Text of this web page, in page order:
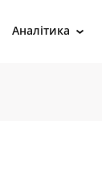
Аналітика ›